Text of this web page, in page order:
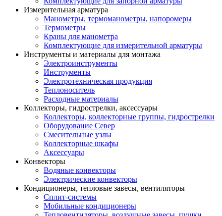
Измерительная арматура
Манометры, термоманометры, напоромеры
Термометры
Краны для манометра
Комплектующие для измерительной арматуры
Инструменты и материалы для монтажа
Электроинструменты
Инструменты
Электротехническая продукция
Теплоноситель
Расходные материалы
Коллекторы, гидрострелки, аксессуары
Коллекторы, коллекторные группы, гидрострелки
Оборудование Север
Смесительные узлы
Коллекторные шкафы
Аксессуары
Конвекторы
Водяные конвекторы
Электрические конвекторы
Кондиционеры, тепловые завесы, вентиляторы
Сплит-системы
Мобильные кондиционеры